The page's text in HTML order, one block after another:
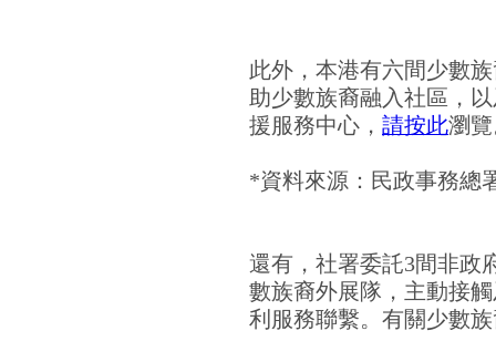
此外，本港有六間少數
助少數族裔融入社區，
援服務中心， 請按此瀏
*資料來源：民政事務總
還有，社署委託3間非政
數族裔外展隊，主動接
利服務聯繫。有關少數